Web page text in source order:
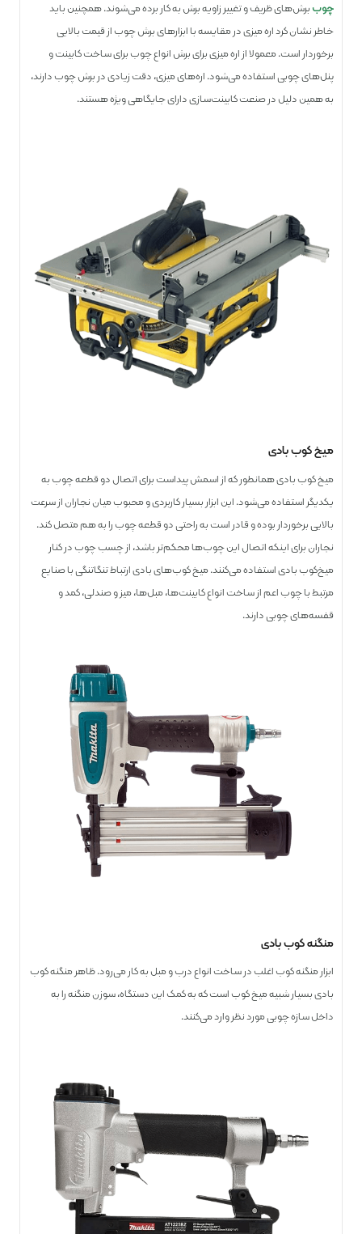
چوببرش‌های ظریف و تغییر زاویه برش به کار برده می‌شوند. همچنین باید
خاطر نشان کرد اره میزی در مقایسه با ابزارهای برش چوب از قیمت بالایی
برخوردار است. معمولا از اره میزی برای برش انواع چوب برای ساخت کابینت و
پنل‌های چوبی استفاده می‌شود. اره‌های میزی، دقت زیادی در برش چوب دارند،
به همین دلیل در صنعت کابینت‌سازی دارای جایگاهی ویژه هستند.
میخ کوب بادی
میخ کوب بادی همانطور که از اسمش پیداست برای اتصال دو قطعه چوب به
یکدیگر استفاده می‌شود. این ابزار بسیار کاربردی و محبوب میان نجاران از سرعت
بالایی برخوردار بوده و قادر است به راحتی دو قطعه چوب را به هم متصل کند.
نجاران برای اینکه اتصال این چوب‌ها محکم‌تر باشد، از چسب چوب در کنار
میخ‌کوب بادی استفاده می‌کنند. میخ کوب‌های بادی ارتباط تنگاتنگی با صنایع
مرتبط با چوب اعم از ساخت انواع کابینت‌ها، مبل‌ها، میز و صندلی، کمد و
قفسه‌های چوبی دارند.
منگنه کوب بادی
ابزار منگنه کوب اغلب در ساخت انواع درب و مبل به کار می‌رود. ظاهر منگنه کوب
بادی بسیار شبیه میخ کوب است که به کمک این دستگاه، سوزن منگنه را به
داخل سازه چوبی مورد نظر وارد می‌کنند.